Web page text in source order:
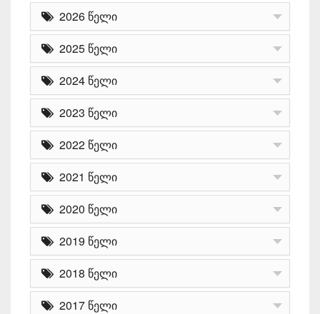
2026 წელი
2025 წელი
2024 წელი
2023 წელი
2022 წელი
2021 წელი
2020 წელი
2019 წელი
2018 წელი
2017 წელი